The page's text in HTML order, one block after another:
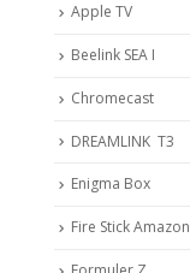
Apple TV
Beelink SEA I
Chromecast
DREAMLINK T3
Enigma Box
Fire Stick Amazon